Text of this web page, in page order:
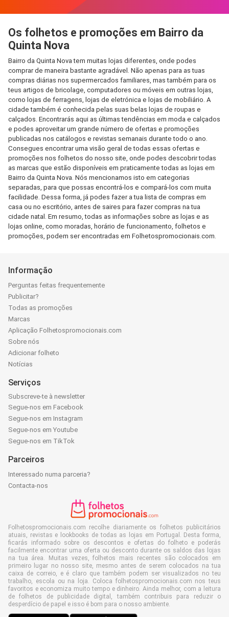
Os folhetos e promoções em Bairro da
Quinta Nova
Bairro da Quinta Nova tem muitas lojas diferentes, onde podes
comprar de maneira bastante agradável. Não apenas para as tuas
compras diárias nos supermercados familiares, mas também para os
teus artigos de bricolage, computadores ou móveis em outras lojas,
como lojas de ferragens, lojas de eletrónica e lojas de mobiliário. A
cidade também é conhecida pelas suas belas lojas de roupas e
calçados. Encontrarás aqui as últimas tendências em moda e calçados
e podes aproveitar um grande número de ofertas e promoções
publicadas nos catálogos e revistas semanais durante todo o ano.
Consegues encontrar uma visão geral de todas essas ofertas e
promoções nos folhetos do nosso site, onde podes descobrir todas
as marcas que estão disponíveis em praticamente todas as lojas em
Bairro da Quinta Nova. Nós mencionamos isto em categorias
separadas, para que possas encontrá-los e compará-los com muita
facilidade. Dessa forma, já podes fazer a tua lista de compras em
casa ou no escritório, antes de saires para fazer compras na tua
cidade natal. Em resumo, todas as informações sobre as lojas e as
lojas online, como moradas, horário de funcionamento, folhetos e
promoções, podem ser encontradas em Folhetospromocionais.com.
Informação
Perguntas feitas frequentemente
Publicitar?
Todas as promoções
Marcas
Aplicação Folhetospromocionais.com
Sobre nós
Adicionar folheto
Notícias
Serviços
Subscreve-te à newsletter
Segue-nos em Facebook
Segue-nos em Instagram
Segue-nos em Youtube
Segue-nos em TikTok
Parceiros
Interessado numa parceria?
Contacta-nos
Folhetospromocionais.com recolhe diariamente os folhetos publicitários
atuais, revistas e lookbooks de todas as lojas em Portugal. Desta forma,
ficarás informado sobre os descontos e ofertas do folheto e poderás
facilmente encontrar uma oferta ou desconto durante os saldos das lojas
na tua área. Muitas vezes, folhetos mais recentes são colocados em
primeiro lugar no nosso site, mesmo antes de serem colocados na tua
caixa de correio, e é claro que também podem ser visualizados no teu
trabalho, escola ou na loja. Coloca folhetospromocionais.com nos teus
favoritos e economiza muito tempo e dinheiro. Ainda melhor, com a leitura
de folhetos de publicidade digital, também contribuis para reduzir o
desperdício de papel e isso é bom para o nosso ambiente.